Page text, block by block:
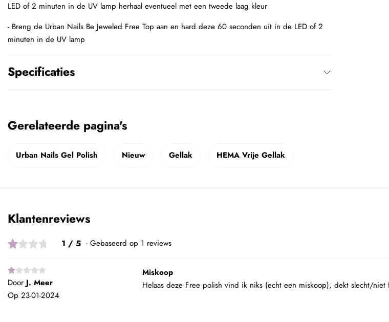
LED of 2 minuten in de UV lamp herhaal eventueel met een tweede laag kleur
- Breng de Urban Nails Be Jeweled Free Top aan en hard deze 60 seconden uit in de LED of 2
minuten in de UV lamp
Specificaties
Gerelateerde pagina's
Urban Nails Gel Polish Nieuw Gellak HEMA Vrije Gellak
Klantenreviews
1 / 5 Gebaseerd op 1 reviews
Door J. Meer
Op 23-01-2024
Miskoop
Helaas deze Free polish vind ik niks (echt een miskoop), dekt slecht/